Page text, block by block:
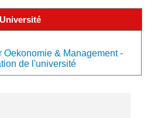
Université
Oekonomie & Management -
de l'université